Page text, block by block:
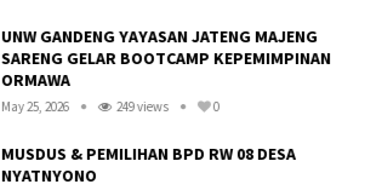
UNW GANDENG YAYASAN JATENG MAJENG
SARENG GELAR BOOTCAMP KEPEMIMPINAN
ORMAWA
May 25, 2026 249 views 0
MUSDUS & PEMILIHAN BPD RW 08 DESA
NYATNYONO